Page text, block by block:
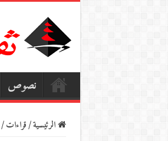
نصوص
الرئيسية/قراءات/